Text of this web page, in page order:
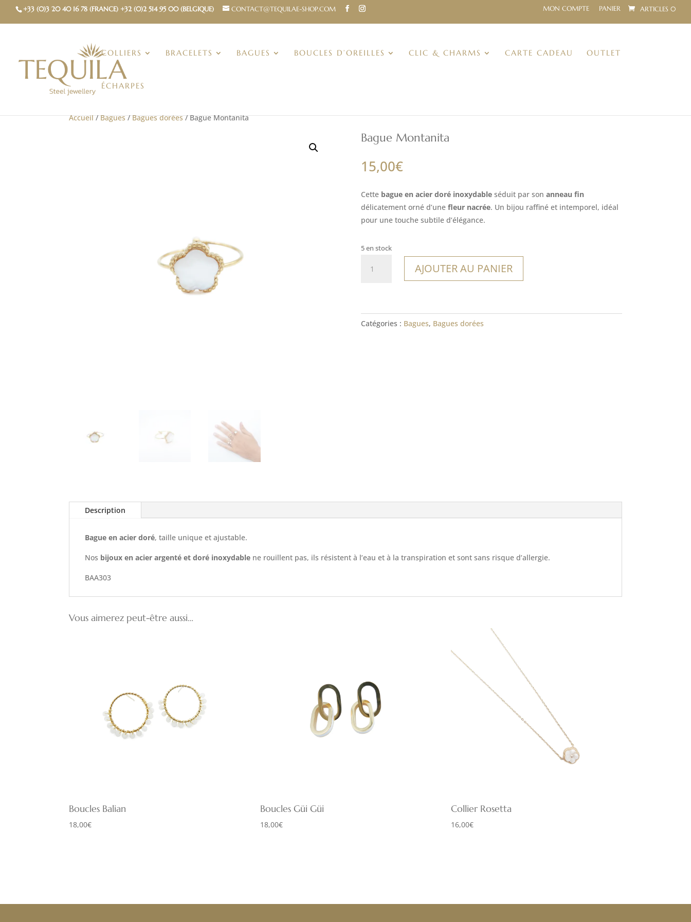
+33 (0)3 20 40 16 78 (FRANCE) +32 (0)2 514 95 00 (BELGIQUE) CONTACT@TEQUILAE-SHOP.COM MON COMPTE PANIER ARTICLES 0
COLLIERS BRACELETS BAGUES BOUCLES D’OREILLES CLIC & CHARMS CARTE CADEAU OUTLET
ÉCHARPES
Accueil/Bagues/Bagues dorées/ Bague Montanita
Bague Montanita
15,00€
Cette bague en acier doré inoxydableséduit par son anneau fin
délicatement orné d’une fleur nacrée. Un bijou raffiné et intemporel, idéal
pour une touche subtile d’élégance.
5 en stock
AJOUTER AU PANIER
Catégories : Bagues, Bagues dorées
Description
Bague en acier doré, taille unique et ajustable.
Nos bijoux en acier argenté et doré inoxydable ne rouillent pas, ils résistent à l’eau et à la transpiration et sont sans risque d’allergie.
BAA303
Vous aimerez peut-être aussi…
Boucles Balian
18,00€
Boucles Güi Güi
18,00€
Collier Rosetta
16,00€